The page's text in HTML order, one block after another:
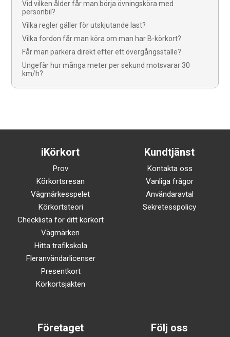
Vid vilken ålder får man börja övningsköra med
personbil?
Vilka regler gäller för utskjutande last?
Vilka fordon får man köra om man har B-körkort?
Får man parkera direkt efter ett övergångsställe?
Ungefär hur många meter per sekund motsvarar 30
km/h?
iKörkort
Prov
Körkortsresan
Vägmärkesspelet
Körkortsteori
Checklista för ditt körkort
Vägmärken
Hitta trafikskola
Fleranvändarlicenser
Presentkort
Körkortsjakten
Kundtjänst
Kontakta oss
Vanliga frågor
Användaravtal
Sekretesspolicy
Företaget Följ oss